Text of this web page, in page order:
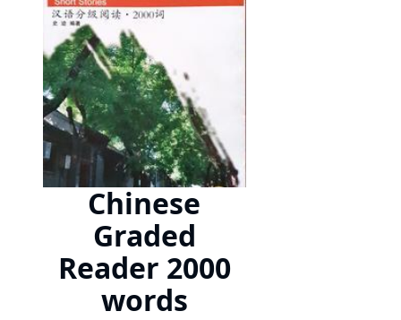
Chinese
Graded
Reader 2000
words